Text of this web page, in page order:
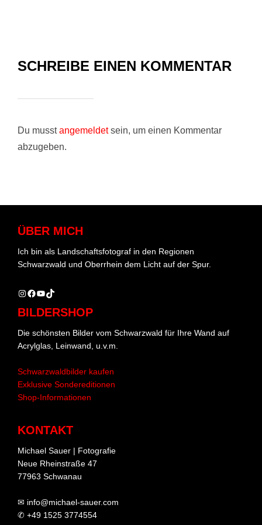
SCHREIBE EINEN KOMMENTAR
Du musstangemeldetsein, um einen Kommentar
abzugeben.
ÜBER MICH
Ich bin als Landschaftsfotograf in den Regionen
Schwarzwald und Oberrhein dem Licht auf der Spur.
Instagram
Facebook
YouTube
TikTok
BILDERSHOP
Die schönsten Bilder vom Schwarzwald für Ihre Wand auf
Acrylglas, Leinwand, u.v.m.
Schwarzwaldbilder kaufen
Exklusive Sondereditionen
Shop-Informationen
KONTAKT
Michael Sauer | Fotografie
Neue Rheinstraße 47
77963 Schwanau
✉ info@michael-sauer.com
✆ +49 1525 3774554